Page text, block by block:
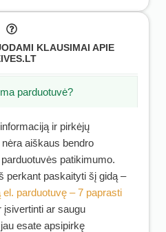
KLAUSIMAI APIE
parduotuvė?
ir pirkėjų
aiškaus bendro
parduotuvės patikimumo.
perkant paskaityti šį gidą –
parduotuvę – 7 paprasti
įsivertinti ar saugu
esate apsipirkę